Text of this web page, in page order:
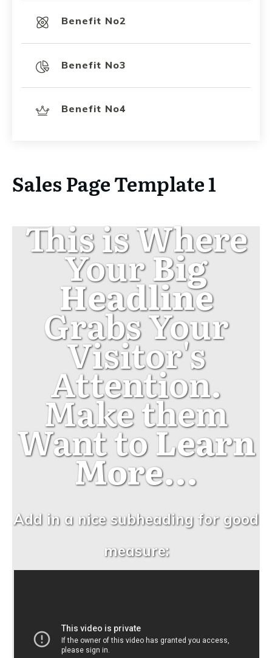
Benefit No2
Benefit No3
Benefit No4
Sales Page Template 1
This is Where
YourBig
Headline
Grabs Your
Visitor's
Attention.
Make them
Want toLearn
More...
Add in a nice subheading for good
measure: